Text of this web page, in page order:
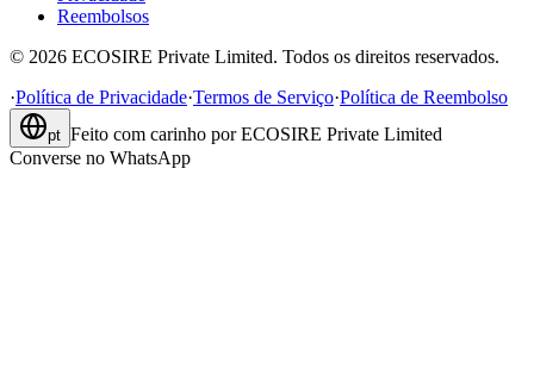
Reembolsos
© 2026 ECOSIRE Private Limited. Todos os direitos reservados.
·Política de Privacidade·Termos de Serviço·Política de Reembolso
pt Feito com carinho por ECOSIRE Private Limited
Converse no WhatsApp